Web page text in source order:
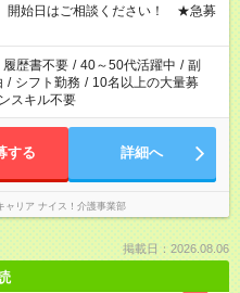
ご案内いたします。 ※未経験
中での仕事を経験いただき、 お
の都合でお休みが
ください。
開始日はご相談ください！ ★急募
履歴書不要 / 40～50代活躍中 / 副
/ シフト勤務 / 10名以上の大量募
スキル不要
する 詳細へ
ャリア ナイス！介護事業部
掲載日：2026.08.06